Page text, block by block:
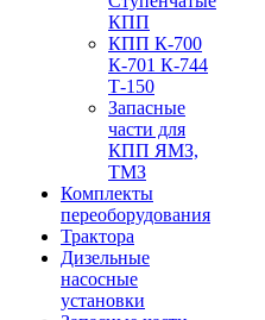
КПП
КПП К-700
К-701 К-744
Т-150
Запасные
части для
КПП ЯМЗ,
ТМЗ
Комплекты
переоборудования
Трактора
Дизельные
насосные
установки